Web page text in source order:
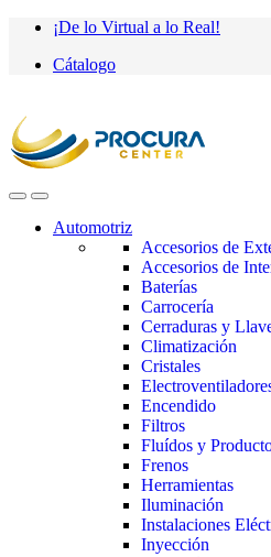
Saltar
navegación
saltar
contenido
¡De lo Virtual a lo Real!
Cátalogo
Automotriz
Accesorios de
Accesorios de
Baterías
Carrocería
Cerraduras y
Climatización
Cristales
Encendido
Filtros
Fluídos y
Frenos
Herramientas
Iluminación
Instalaciones
Inyección